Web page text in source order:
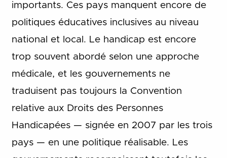
importants. Ces pays manquent encore de
politiques éducatives inclusives au niveau
national et local. Le handicap est encore
trop souvent abordé selon une approche
médicale, et les gouvernements ne
traduisent pas toujours la Convention
relative aux Droits des Personnes
Handicapées — signée en 2007 par les trois
pays — en une politique réalisable. Les